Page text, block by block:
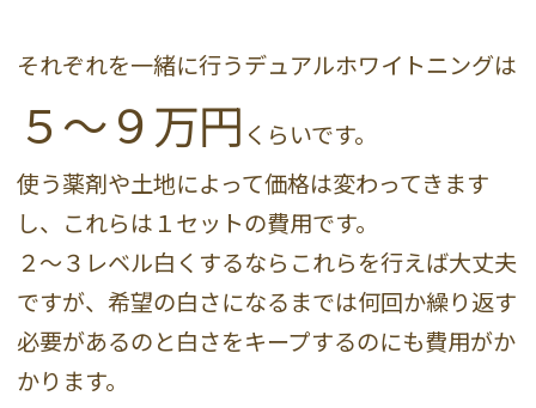
それぞれを一緒に行うデュアルホワイトニングは
５〜９万円 くらいです。
使う薬剤や土地によって価格は変わってきます
し、これらは１セットの費用です。
２〜３レベル白くするならこれらを行えば大丈夫
ですが、希望の白さになるまでは何回か繰り返す
必要があるのと白さをキープするのにも費用がか
かります。